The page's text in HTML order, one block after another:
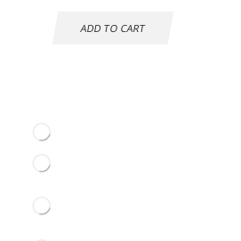
ADD TO CART